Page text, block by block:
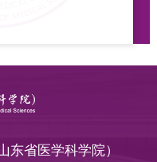
东省医学科学院）